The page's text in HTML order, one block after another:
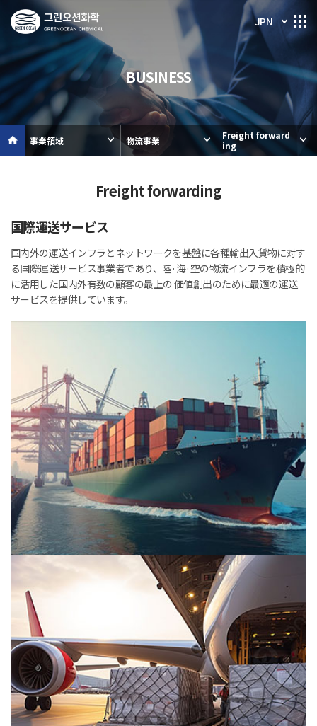
JPN
BUSINESS
事業領域 物流事業
Freight forward
ing
Freight forwarding
国際運送サービス
国内外の運送インフラとネットワークを基盤に各種輸出入貨物に対す
る国際運送サービス事業者であり、陸·海·空の物流インフラを積極的
に活用した国内外有数の顧客の最上の 価値創出のために最適の運送
サービスを提供しています。